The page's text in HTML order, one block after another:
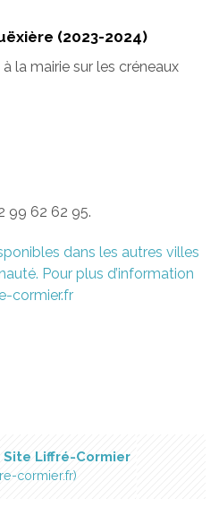
(2023-2024)
la mairie sur les créneaux
99 62 62 95.
dans les autres villes
Pour plus d’information
cormier.fr
Site Liffré-Cormier
cormier.fr